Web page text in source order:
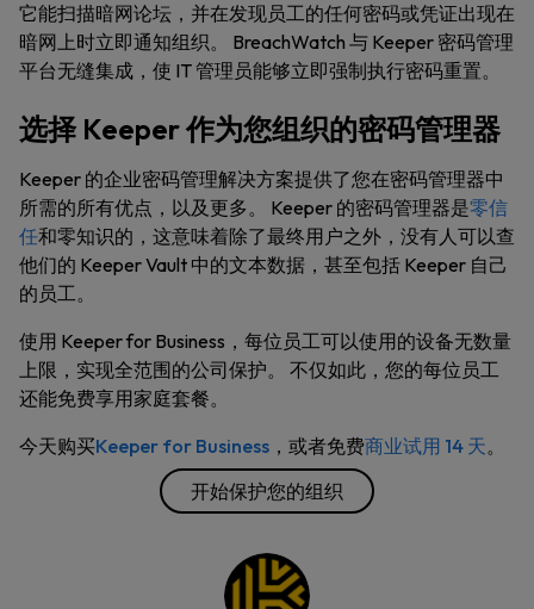
它能扫描暗网论坛，并在发现员工的任何密码或凭证出现在
暗网上时立即通知组织。 BreachWatch 与 Keeper 密码管理
平台无缝集成，使 IT 管理员能够立即强制执行密码重置。
选择 Keeper 作为您组织的密码管理器
Keeper 的企业密码管理解决方案提供了您在密码管理器中
所需的所有优点，以及更多。 Keeper 的密码管理器是零信
任和零知识的，这意味着除了最终用户之外，没有人可以查
他们的 Keeper Vault 中的文本数据，甚至包括 Keeper 自己
的员工。
使用 Keeper for Business，每位员工可以使用的设备无数量
上限，实现全范围的公司保护。 不仅如此，您的每位员工
还能免费享用家庭套餐。
今天购买Keeper for Business ，或者免费商业试用 14 天。
开始保护您的组织